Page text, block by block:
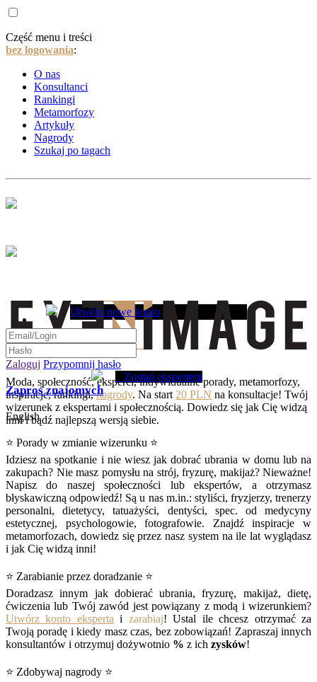
Część menu i treści
bez logowania:
O nas
Konsultanci
Rankingi
Metamorfozy
Artykuły
Nagrody
Szukaj po tagach
Moda, społeczność, eksperci, indywidualne porady, metamorfozy,
inspiracje, rankingi,nagrody. Na start 20 PLN na konsultacje! Twój
wizerunek z ekspertami i społecznością. Dowiedz się jak Cię widzą
inni i bądź najlepszą wersją siebie.
Utwórz nowe konto
Zaloguj Przypomnij hasło
Zostań ekspertem
Zaproś znajomych
English
⭐ Porady w zmianie wizerunku ⭐
Idziesz na spotkanie i nie wiesz jak dobrać ubrania w domu lub na
zakupach? Nie masz pomysłu na strój, fryzurę, makijaż? Nieważne!
Napisz do naszej społeczności lub ekspertów, a otrzymasz
błyskawiczną odpowiedź! Są u nas m.in.: styliści, fryzjerzy, trenerzy
personalni, dietetycy, tatuażyści, dentyści, spec. od medycyny
estetycznej, psychologowie, fotografowie. Znajdź inspiracje w
metamorfozach, dowiedz się przez nasz system na ile lat wyglądasz
i jak Cię widzą inni!
⭐ Zarabianie przez doradzanie ⭐
Doradzasz innym jak dobierać ubrania, fryzurę, makijaż, dietę,
ćwiczenia lub Twój zawód jest powiązany z modą i wizerunkiem?
Utwórz konto eksperta i zarabiaj! Ustal ile chcesz otrzymać za
Twoją poradę i kiedy masz czas, bez zobowiązań! Zapraszaj innych
konsultantów i otrzymuj dożywotnio % z ich zysków!
⭐ Zdobywaj nagrody ⭐